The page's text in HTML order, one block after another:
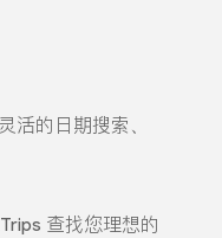
活的日期搜索、
查找您理想的